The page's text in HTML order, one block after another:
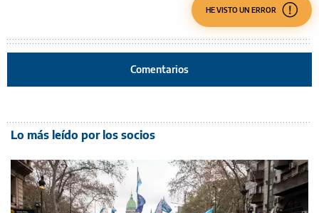
HE VISTO UN ERROR
Comentarios
Lo más leído por los socios